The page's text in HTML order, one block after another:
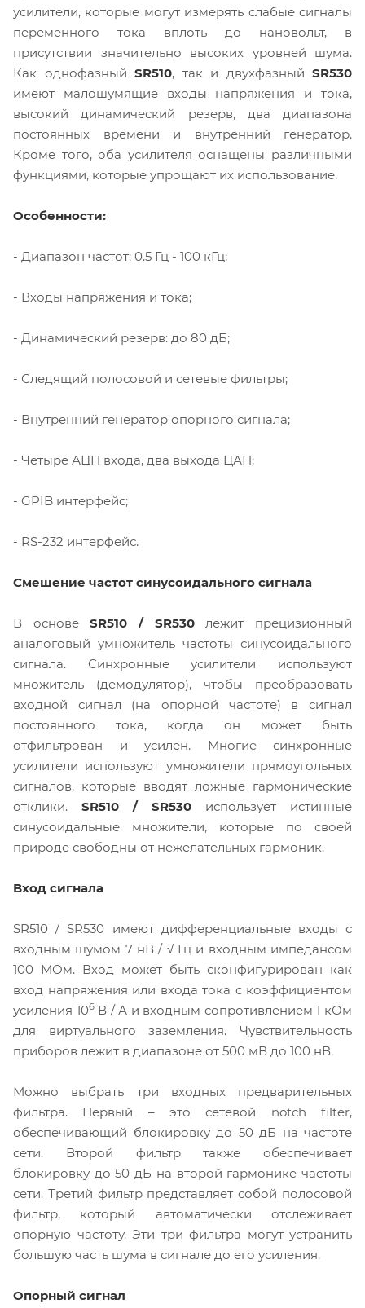
усилители, которые могут измерять слабые сигналы
переменного тока вплоть до нановольт, в
присутствии значительно высоких уровней шума.
Как однофазный SR510, так и двухфазный SR530
имеют малошумящие входы напряжения и тока,
высокий динамический резерв, два диапазона
постоянных времени и внутренний генератор.
Кроме того, оба усилителя оснащены различными
функциями, которые упрощают их использование.
Особенности:
- Диапазон частот: 0.5 Гц - 100 кГц;
- Входы напряжения и тока;
- Динамический резерв: до 80 дБ;
- Следящий полосовой и сетевые фильтры;
- Внутренний генератор опорного сигнала;
- Четыре АЦП входа, два выхода ЦАП;
- GPIB интерфейс;
- RS-232 интерфейс.
Смешение частот синусоидального сигнала
В основеSR510 / SR530лежит прецизионный
аналоговый умножитель частоты синусоидального
сигнала. Синхронные усилители используют
множитель (демодулятор), чтобы преобразовать
входной сигнал (на опорной частоте) в сигнал
постоянного тока, когда он может быть
отфильтрован и усилен. Многие синхронные
усилители используют умножители прямоугольных
сигналов, которые вводят ложные гармонические
отклики. SR510 / SR530 использует истинные
синусоидальные множители, которые по своей
природе свободны от нежелательных гармоник.
Вход сигнала
SR510 / SR530 имеют дифференциальные входы с
входным шумом 7 нВ / √ Гц и входным импедансом
100 МОм. Вход может быть сконфигурирован как
вход напряжения или входа тока с коэффициентом
усиления 106В / А и входным сопротивлением 1 кОм
для виртуального заземления. Чувствительность
приборов лежит в диапазоне от 500 мВ до 100 нВ.
Можно выбрать три входных предварительных
фильтра. Первый – это сетевой notch filter,
обеспечивающий блокировку до 50 дБ на частоте
сети. Второй фильтр также обеспечивает
блокировку до 50 дБ на второй гармонике частоты
сети. Третий фильтр представляет собой полосовой
фильтр, который автоматически отслеживает
опорную частоту. Эти три фильтра могут устранить
большую часть шума в сигнале до его усиления.
Опорный сигнал